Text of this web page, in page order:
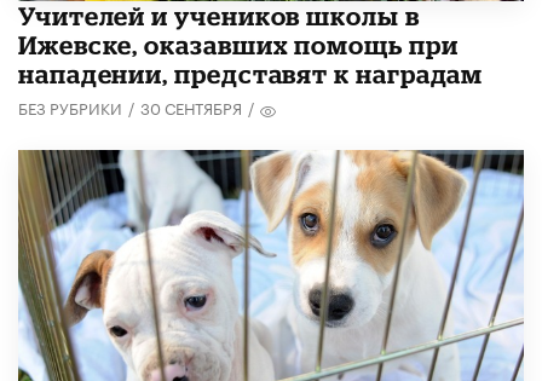
​Учителей и учеников школы в
Ижевске, оказавших помощь при
нападении, представят к наградам
БЕЗ РУБРИКИ / 30 СЕНТЯБРЯ /